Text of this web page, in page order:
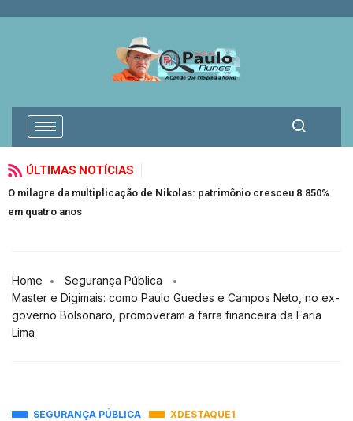
ÚLTIMAS NOTÍCIAS
O milagre da multiplicação de Nikolas: patrimônio cresceu 8.850%
em quatro anos
Home
Segurança Pública
Master e Digimais: como Paulo Guedes e Campos Neto, no ex-
governo Bolsonaro, promoveram a farra financeira da Faria
Lima
SEGURANÇA PÚBLICA XDESTAQUE1